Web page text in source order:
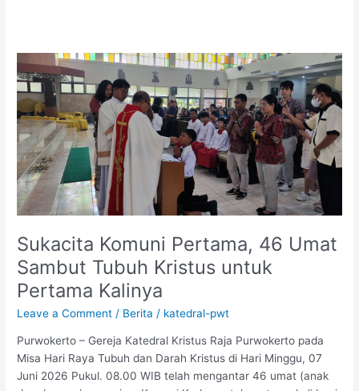
Sukacita Komuni Pertama, 46 Umat
Sambut Tubuh Kristus untuk
Pertama Kalinya
Leave a Comment / Berita / katedral-pwt
Purwokerto – Gereja Katedral Kristus Raja Purwokerto pada
Misa Hari Raya Tubuh dan Darah Kristus di Hari Minggu, 07
Juni 2026 Pukul. 08.00 WIB telah mengantar 46 umat (anak
Sukacita
Komuni
Pertama,
46
Umat
Sambut
Tubuh
Kristus
untuk
Pertama
Kalinya